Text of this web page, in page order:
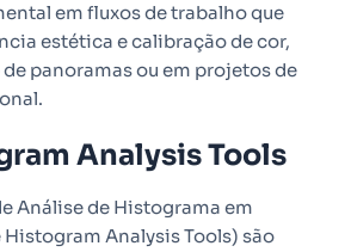
em fluxos de trabalho que
estética e calibração de cor,
panoramas ou em projetos de
Analysis Tools
Análise de Histograma em
Histogram Analysis Tools) são